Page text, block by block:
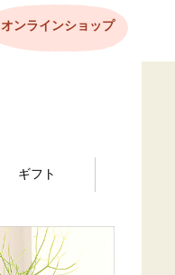
オンラインショップ
ギフト